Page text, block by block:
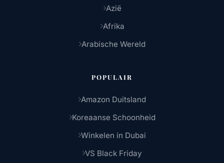
Azië
Afrika
Arabische Wereld
POPULAIR
Amazon Duitsland
Koreaanse Schoonheid
Winkelen in Dubai
VS Black Friday